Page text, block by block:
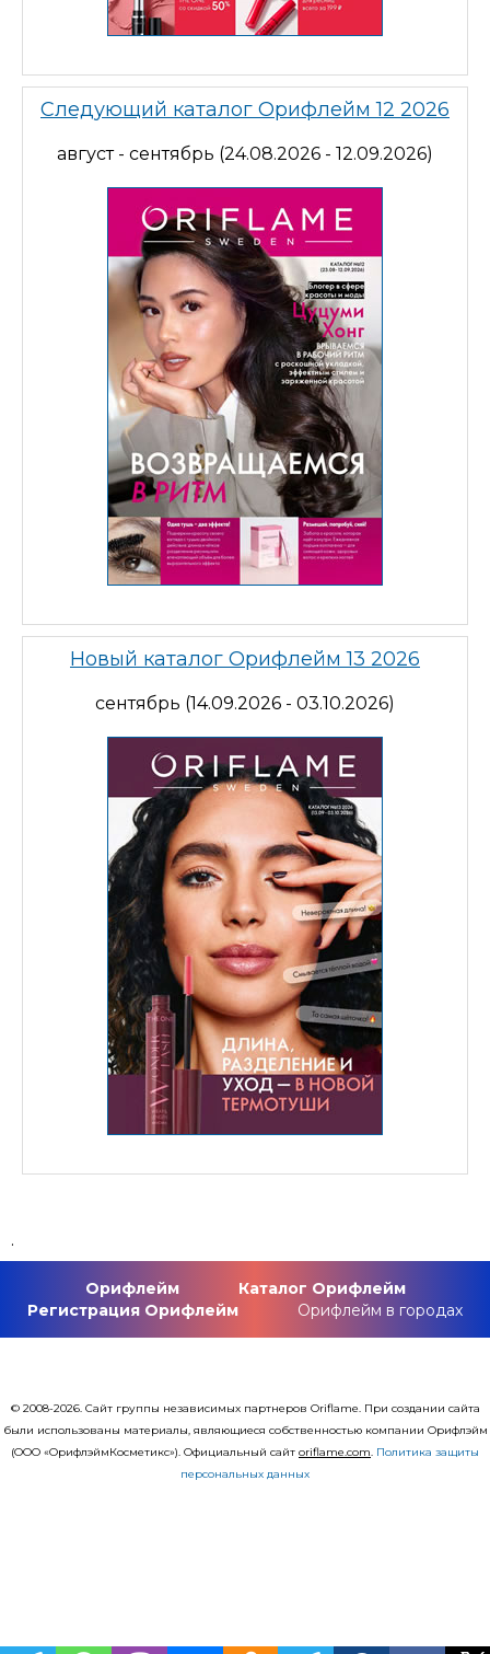
Следующий каталог Орифлейм 12 2026
август - сентябрь (24.08.2026 - 12.09.2026)
Новый каталог Орифлейм 13 2026
сентябрь (14.09.2026 - 03.10.2026)
.
Орифлейм
Каталог Орифлейм
Регистрация Орифлейм
Орифлейм в городах
© 2008-2026. Сайт группы независимых партнеров Oriflame. При создании сайта
были использованы материалы, являющиеся собственностью компании Орифлэйм
(ООО «ОрифлэймКосметикс»). Официальный сайт оriflаme.com. Политика защиты
персональных данных